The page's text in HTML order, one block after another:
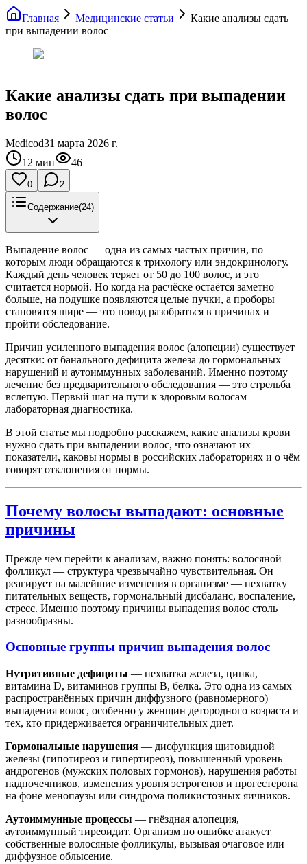
Главная Медицинские статьи
Какие анализы сдать
при выпадении волос
Какие анализы сдать при выпадении
волос
Medicod31 марта 2026 г.
12 мин 46
0 2
Содержание(24)
Выпадение волос — одна из самых частых причин, по
которым люди обращаются к трихологу или эндокринологу.
Каждый день человек теряет от 50 до 100 волос, и это
считается нормой. Но когда на расчёске остаётся заметно
больше, на подушке появляются целые пучки, а проборы
становятся шире — это повод разобраться в причинах и
пройти обследование.
Причин усиленного выпадения волос (алопеции) существует
десятки: от банального дефицита железа до гормональных
нарушений и аутоиммунных заболеваний. Именно поэтому
лечение без предварительного обследования — это стрельба
вслепую. Первый шаг на пути к здоровым волосам —
лабораторная диагностика.
В этой статье мы подробно расскажем, какие анализы крови
нужно сдать при выпадении волос, что означают их
показатели, каковы нормы в российских лабораториях и о чём
говорят отклонения от нормы.
Почему волосы выпадают: основные
причины
Прежде чем перейти к анализам, важно понять: волосяной
фолликул — структура чрезвычайно чувствительная. Он
реагирует на малейшие изменения в организме — нехватку
питательных веществ, гормональный дисбаланс, воспаление,
стресс. Именно поэтому причины выпадения волос столь
разнообразны.
Основные группы причин выпадения волос
Нутритивные дефициты — нехватка железа, цинка,
витамина D, витаминов группы B, белка. Это одна из самых
распространённых причин диффузного (равномерного)
выпадения волос, особенно у женщин детородного возраста и
тех, кто придерживается ограничительных диет.
Гормональные нарушения — дисфункция щитовидной
железы (гипотиреоз и гипертиреоз), повышенный уровень
андрогенов (мужских половых гормонов), нарушения работы
надпочечников, изменения уровня эстрогенов и прогестерона
на фоне менопаузы или синдрома поликистозных яичников.
Аутоиммунные процессы — гнёздная алопеция,
аутоиммунный тиреоидит. Организм по ошибке атакует
собственные волосяные фолликулы, вызывая очаговое или
диффузное облысение.